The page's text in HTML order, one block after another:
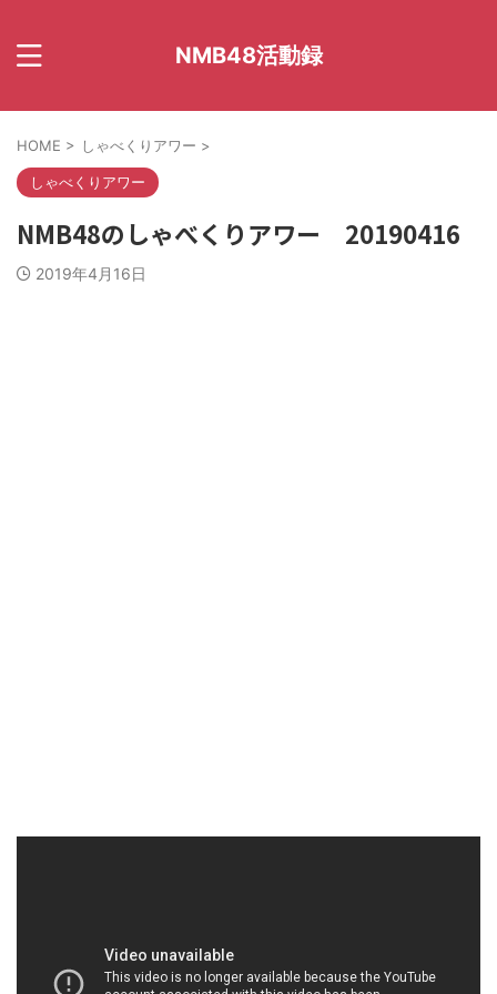
NMB48活動録
HOME > しゃべくりアワー >
しゃべくりアワー
NMB48のしゃべくりアワー 20190416
2019年4月16日